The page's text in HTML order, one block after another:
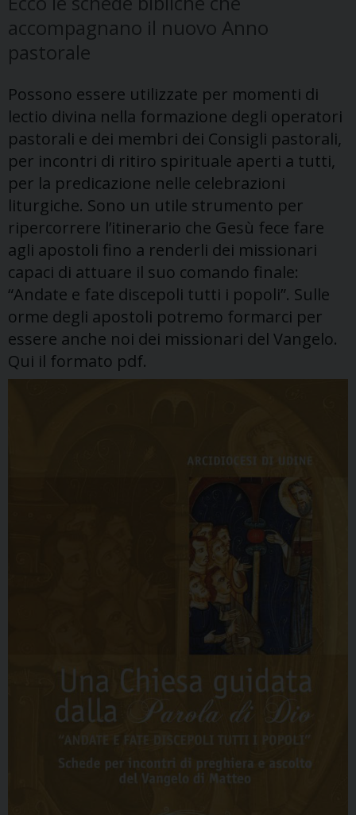
accompagnano il nuovo Anno
pastorale
Possono essere utilizzate per momenti di
lectio divina nella formazione degli operatori
pastorali e dei membri dei Consigli pastorali,
per incontri di ritiro spirituale aperti a tutti,
per la predicazione nelle celebrazioni
liturgiche. Sono un utile strumento per
ripercorrere l’itinerario che Gesù fece fare
agli apostoli fino a renderli dei missionari
capaci di attuare il suo comando finale:
“Andate e fate discepoli tutti i popoli”. Sulle
orme degli apostoli potremo formarci per
essere anche noi dei missionari del Vangelo.
Qui il formato pdf.